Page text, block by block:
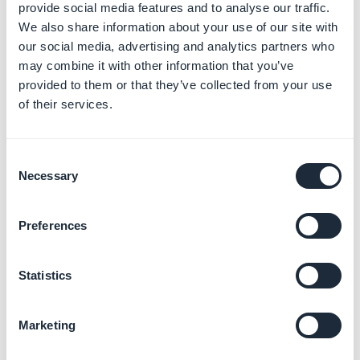
provide social media features and to analyse our traffic.
We also share information about your use of our site with
our social media, advertising and analytics partners who
may combine it with other information that you’ve
provided to them or that they’ve collected from your use
of their services.
Selection
Necessary
Preferences
Statistics
Marketing
d'écran) :
3. Service account
1. Le projet Firebase est
pour le push PWA et
- Suivre les instructions dans le processus du back-